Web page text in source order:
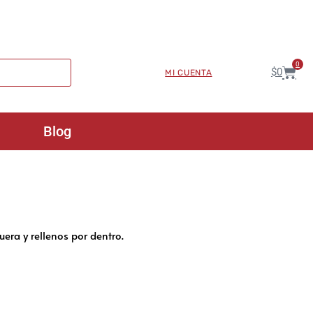
MI CUENTA $0
0
Blog
y rellenos por dentro.